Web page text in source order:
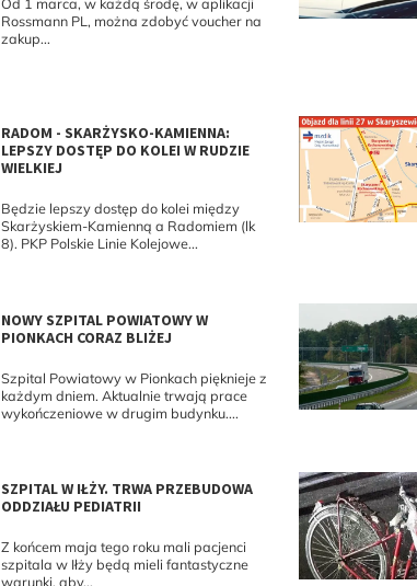
Od 1 marca, w każdą środę, w aplikacji
Rossmann PL, można zdobyć voucher na
zakup...
RADOM - SKARŻYSKO-KAMIENNA:
LEPSZY DOSTĘP DO KOLEI W RUDZIE
WIELKIEJ
Będzie lepszy dostęp do kolei między
Skarżyskiem-Kamienną a Radomiem (lk
8). PKP Polskie Linie Kolejowe...
NOWY SZPITAL POWIATOWY W
PIONKACH CORAZ BLIŻEJ
Szpital Powiatowy w Pionkach pięknieje z
każdym dniem. Aktualnie trwają prace
wykończeniowe w drugim budynku....
SZPITAL W IŁŻY. TRWA PRZEBUDOWA
ODDZIAŁU PEDIATRII
Z końcem maja tego roku mali pacjenci
szpitala w Iłży będą mieli fantastyczne
warunki, aby...